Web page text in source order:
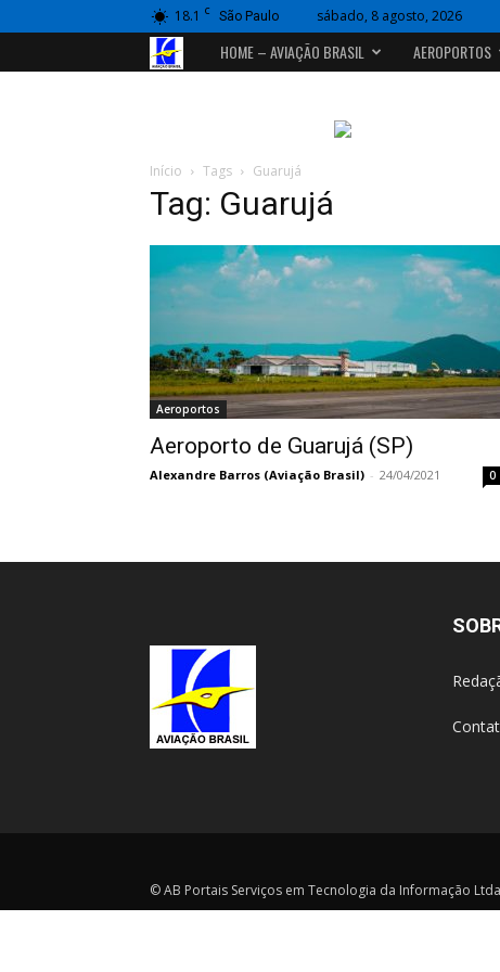
18.1 C São Paulo sábado, 8 agosto, 2026
Portal
HOME – AVIAÇÃO BRASIL AEROPORTOS
Início Tags Guarujá
Tag: Guarujá
Aeroportos
Aeroporto de Guarujá (SP)
Alexandre Barros (Aviação Brasil) - 24/04/2021 0
© AB Portais Serviços em Tecnologia da Informação